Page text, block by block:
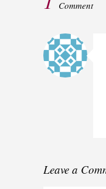
Comment
Leave a